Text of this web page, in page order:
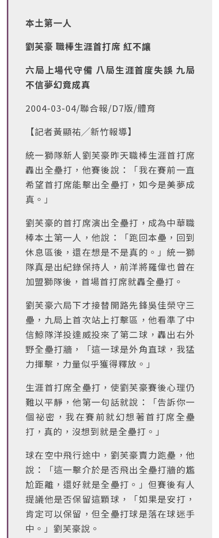
本土第一人
劉芙豪 職棒生涯首打席 紅不讓
六局上場代守備 八局生涯首度失誤 九局
不信夢幻竟成真
2004-03-04/聯合報/D7版/體育
【記者黃顯祐╱新竹報導】
統一獅隊新人劉芙豪昨天職棒生涯首打席
轟出全壘打，他賽後說：「我在賽前一直
希望首打席能擊出全壘打，如今是美夢成
真。」
劉芙豪的首打席演出全壘打，成為中華職
棒本土第一人，他說：「跑回本壘，回到
休息區後，還在想是不是真的。」統一獅
隊真是出紀錄保持人，前洋將羅偉也曾在
加盟獅隊後，首場首打席就轟全壘打。
劉芙豪六局下才接替開路先鋒吳佳榮守三
壘，九局上首次站上打擊區，他看準了中
信鯨隊洋投達威投來了第二球，轟出右外
野全壘打牆，「這一球是外角直球，我猛
力揮擊，力量似乎獲得釋放。」
生涯首打席全壘打，使劉芙豪賽後心理仍
難以平靜，他第一句話就說：「告訴你一
個祕密，我在賽前就幻想著首打席全壘
打，真的，沒想到就是全壘打。」
球在空中飛行途中，劉芙豪賣力跑壘，他
說：「這一擊介於是否飛出全壘打牆的尷
尬距離，還好就是全壘打。」但賽後有人
提議他是否保留這顆球，「如果是安打，
肯定可以保留，但全壘打球是落在球迷手
中。」劉芙豪說。